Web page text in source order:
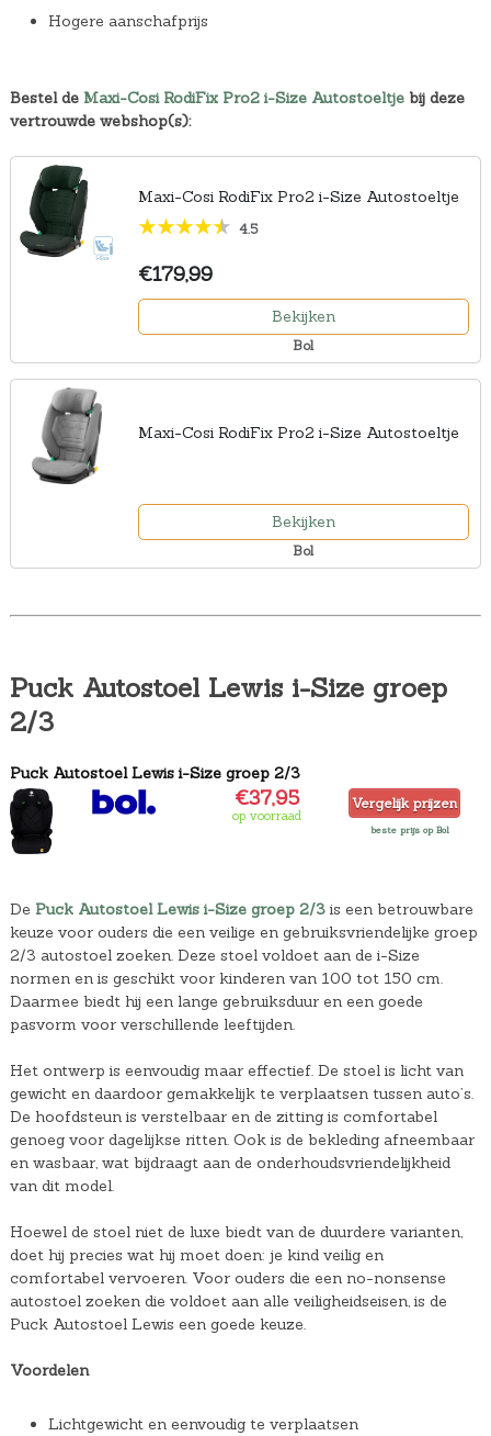
Hogere aanschafprijs
Bestel de Maxi-Cosi RodiFix Pro2 i-Size Autostoeltje bij deze
vertrouwde webshop(s):
Maxi-Cosi RodiFix Pro2 i-Size Autostoeltje
4.5
€179,99
Bekijken
Bol
Maxi-Cosi RodiFix Pro2 i-Size Autostoeltje
Bekijken
Bol
Puck Autostoel Lewis i-Size groep
2/3
Puck Autostoel Lewis i-Size groep 2/3
€37,95
op voorraad
Vergelijk prijzen
beste prijs op Bol
De Puck Autostoel Lewis i-Size groep 2/3is een betrouwbare
keuze voor ouders die een veilige en gebruiksvriendelijke groep
2/3 autostoel zoeken. Deze stoel voldoet aan de i-Size
normen en is geschikt voor kinderen van 100 tot 150 cm.
Daarmee biedt hij een lange gebruiksduur en een goede
pasvorm voor verschillende leeftijden.
Het ontwerp is eenvoudig maar effectief. De stoel is licht van
gewicht en daardoor gemakkelijk te verplaatsen tussen auto’s.
De hoofdsteun is verstelbaar en de zitting is comfortabel
genoeg voor dagelijkse ritten. Ook is de bekleding afneembaar
en wasbaar, wat bijdraagt aan de onderhoudsvriendelijkheid
van dit model.
Hoewel de stoel niet de luxe biedt van de duurdere varianten,
doet hij precies wat hij moet doen: je kind veilig en
comfortabel vervoeren. Voor ouders die een no-nonsense
autostoel zoeken die voldoet aan alle veiligheidseisen, is de
Puck Autostoel Lewis een goede keuze.
Voordelen
Lichtgewicht en eenvoudig te verplaatsen